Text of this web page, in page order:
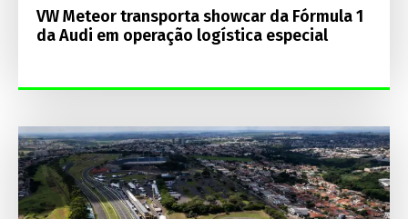
VW Meteor transporta showcar da Fórmula 1
da Audi em operação logística especial